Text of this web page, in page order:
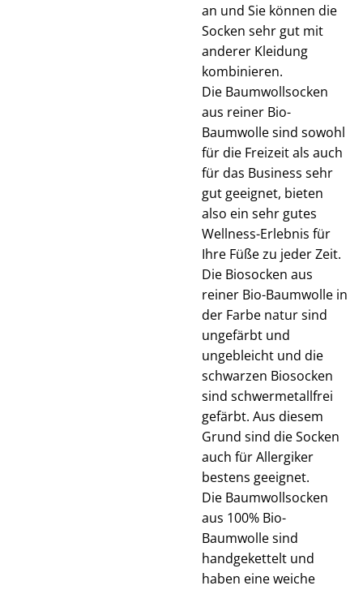
an und Sie können die
Socken sehr gut mit
anderer Kleidung
kombinieren.
Die Baumwollsocken
aus reiner Bio-
Baumwolle sind sowohl
für die Freizeit als auch
für das Business sehr
gut geeignet, bieten
also ein sehr gutes
Wellness-Erlebnis für
Ihre Füße zu jeder Zeit.
Die Biosocken aus
reiner Bio-Baumwolle in
der Farbe natur sind
ungefärbt und
ungebleicht und die
schwarzen Biosocken
sind schwermetallfrei
gefärbt. Aus diesem
Grund sind die Socken
auch für Allergiker
bestens geeignet.
Die Baumwollsocken
aus 100% Bio-
Baumwolle sind
handgekettelt und
haben eine weiche